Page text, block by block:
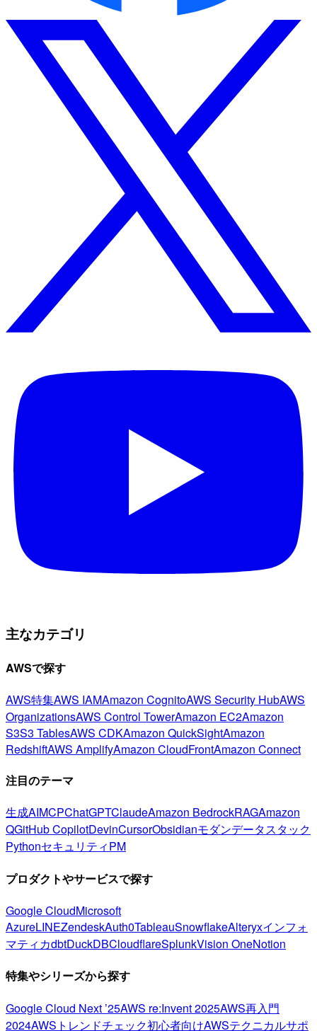
主なカテゴリ
AWSで探す
AWS特集AWS IAMAmazon CognitoAWS Security HubAWS
OrganizationsAWS Control TowerAmazon EC2Amazon
S3S3 TablesAWS CDKAmazon QuickSightAmazon
RedshiftAWS AmplifyAmazon CloudFrontAmazon Connect
注目のテーマ
生成AIMCPChatGPTClaudeAmazon BedrockRAGAmazon
QGitHub CopilotDevinCursorObsidianモダンデータスタック
PythonセキュリティPM
プロダクトやサービスで探す
Google CloudMicrosoft
AzureLINEZendeskAuth0TableauSnowflakeAlteryxインフォ
マティカdbtDuckDBCloudflareSplunkVision OneNotion
特集やシリーズから探す
Google Cloud Next ’25AWS re:Invent 2025AWS再入門
2024AWSトレンドチェック初心者向けAWSテクニカルサポ